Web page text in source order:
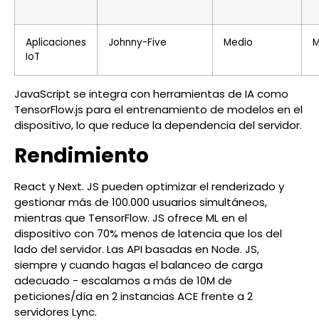
Aplicaciones
IoT
Johnny-Five Medio
JavaScript se integra con herramientas de IA como
TensorFlow.js para el entrenamiento de modelos en el
dispositivo, lo que reduce la dependencia del servidor.
Rendimiento
React y Next. JS pueden optimizar el renderizado y
gestionar más de 100.000 usuarios simultáneos,
mientras que TensorFlow. JS ofrece ML en el
dispositivo con 70% menos de latencia que los del
lado del servidor. Las API basadas en Node. JS,
siempre y cuando hagas el balanceo de carga
adecuado - escalamos a más de 10M de
peticiones/día en 2 instancias ACE frente a 2
servidores Lync.